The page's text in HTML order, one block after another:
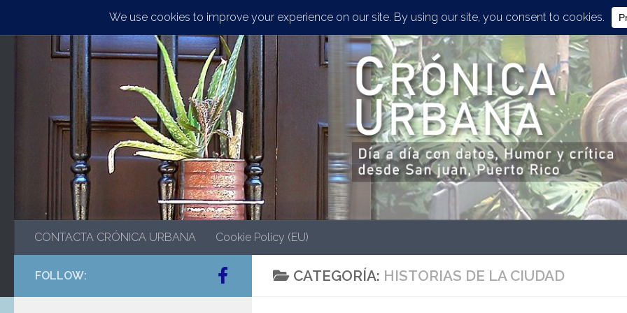
Saltar al contenido
CONTACTA CRÓNICA URBANA Cookie Policy (EU)
CATEGORÍA: HISTORIAS DE LA CIUDAD
FOLLOW: